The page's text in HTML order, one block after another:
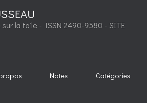
la toile - ISSN 2490-9580 - SITE
Notes Catégories